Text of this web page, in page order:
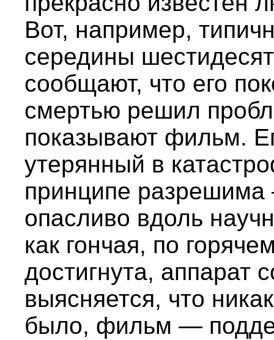
Вот, например,
середины
сообщают, что его
смертью решил
показывают фильм.
утерянный в
принципе
опасливо вдоль
как гончая, по
достигнута, аппарат
выясняется, что
было, фильм —